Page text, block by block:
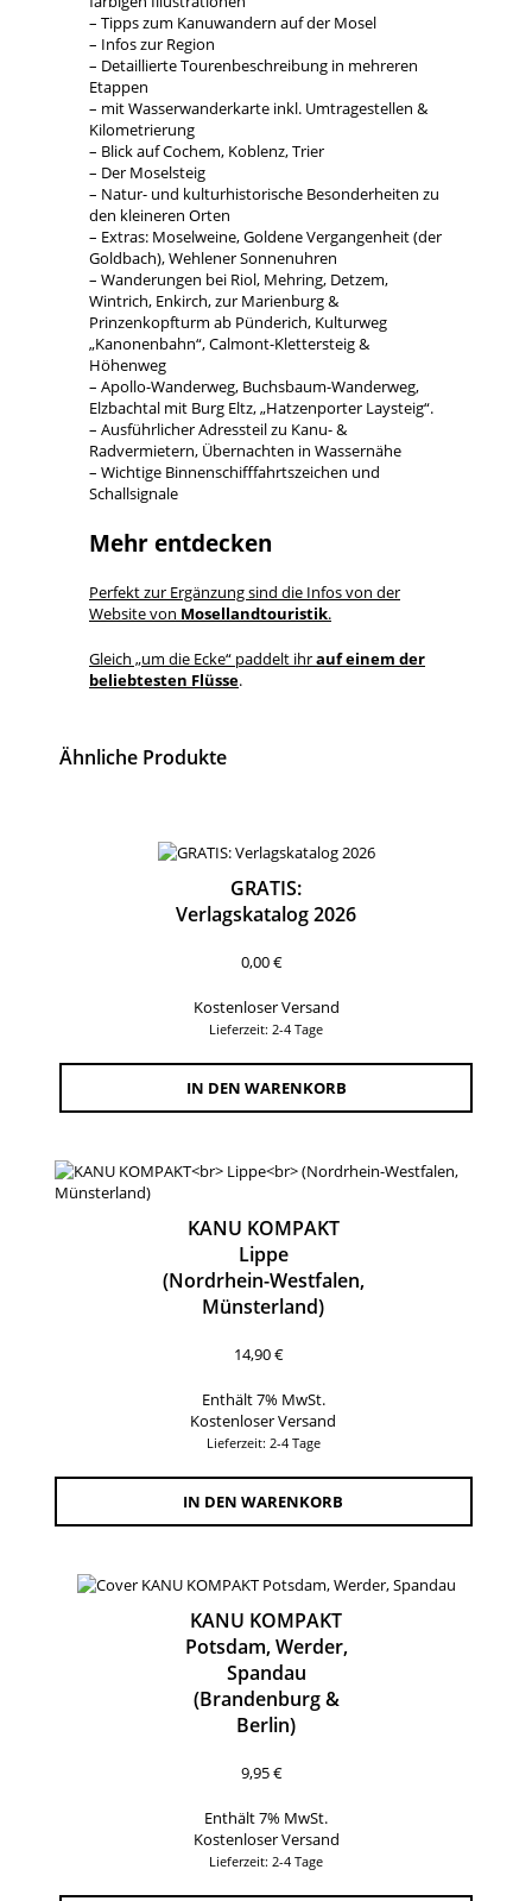
– Tipps zum Kanuwandern auf der Mosel
– Infos zur Region
– Detaillierte Tourenbeschreibung in mehreren
Etappen
– mit Wasserwanderkarte inkl. Umtragestellen &
Kilometrierung
– Blick auf Cochem, Koblenz, Trier
– Der Moselsteig
– Natur- und kulturhistorische Besonderheiten zu
den kleineren Orten
– Extras: Moselweine, Goldene Vergangenheit (der
Goldbach), Wehlener Sonnenuhren
– Wanderungen bei Riol, Mehring, Detzem,
Wintrich, Enkirch, zur Marienburg &
Prinzenkopfturm ab Pünderich, Kulturweg
„Kanonenbahn“, Calmont-Klettersteig &
Höhenweg
– Apollo-Wanderweg, Buchsbaum-Wanderweg,
Elzbachtal mit Burg Eltz, „Hatzenporter Laysteig“.
– Ausführlicher Adressteil zu Kanu- &
Radvermietern, Übernachten in Wassernähe
– Wichtige Binnenschifffahrtszeichen und
Schallsignale
Mehr entdecken
Perfekt zur Ergänzung sind die Infos von der
Website von Mosellandtouristik.
Gleich „um die Ecke“ paddelt ihrauf einem der
beliebtesten Flüsse.
Ähnliche Produkte
GRATIS:
Verlagskatalog 2026
0,00€
Kostenloser Versand
Lieferzeit: 2-4 Tage
IN DEN WARENKORB
KANU KOMPAKT
Lippe
(Nordrhein-Westfalen,
Münsterland)
14,90€
Enthält 7% MwSt.
Kostenloser Versand
Lieferzeit: 2-4 Tage
IN DEN WARENKORB
KANU KOMPAKT
Potsdam, Werder,
Spandau
(Brandenburg &
Berlin)
9,95€
Enthält 7% MwSt.
Kostenloser Versand
Lieferzeit: 2-4 Tage